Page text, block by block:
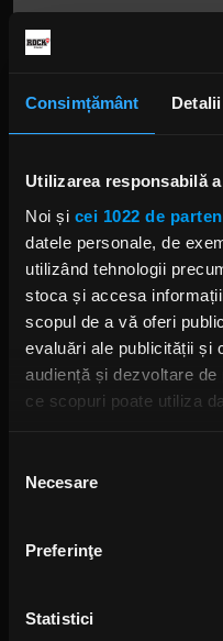
Consimțământ Detalii
Utilizarea responsabilă
Noi și cei 1022 de
datele personale, de
utilizând tehnologii
stoca și accesa
scopul de a vă oferi
evaluări ale publicității și
audiență și dezvoltare
ce scopuri poate utiliza
Să colectăm
Să vă
activ după
dvs. personale și
consimțământului
Necesare
Preferinţe
Statistici
Poster: Facebook,
WOLFHEART